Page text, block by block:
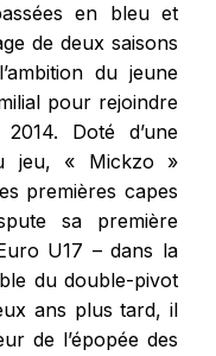
en bleu et
de deux saisons
du jeune
pour rejoindre
Doté d’une
jeu, « Mickzo »
premières capes
sa première
U17 – dans la
du double-pivot
ans plus tard, il
de l’épopée des